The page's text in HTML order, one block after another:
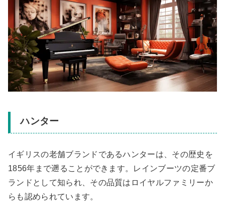
ハンター
イギリスの老舗ブランドであるハンターは、その歴史を
1856年まで遡ることができます。レインブーツの定番ブ
ランドとして知られ、その品質はロイヤルファミリーか
らも認められています。